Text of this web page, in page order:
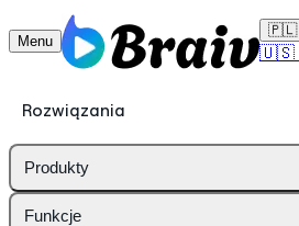
Menu
🇵🇱
🇺🇸
Rozwiązania
Produkty
Funkcje